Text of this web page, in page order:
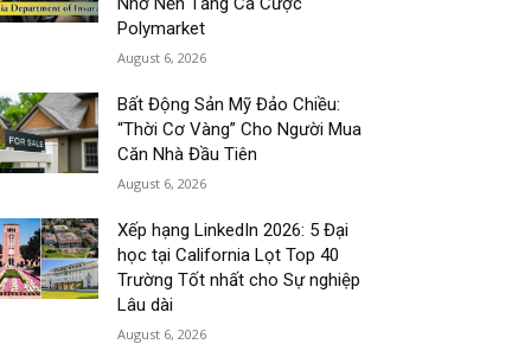
Polymarket
August 6, 2026
Bất Động Sản Mỹ Đảo Chiều:
“Thời Cơ Vàng” Cho Người Mua
Căn Nhà Đầu Tiên
August 6, 2026
Xếp hạng LinkedIn 2026: 5 Đại
học tại California Lọt Top 40
Trường Tốt nhất cho Sự nghiệp
Lâu dài
August 6, 2026